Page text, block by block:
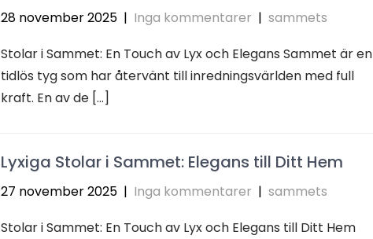
28 november 2025 | Inga kommentarer | sammets
Stolar i Sammet: En Touch av Lyx och Elegans Sammet är en
tidlös tyg som har återvänt till inredningsvärlden med full
kraft. En av de […]
Lyxiga Stolar i Sammet: Elegans till Ditt Hem
27 november 2025 | Inga kommentarer | sammets
Stolar i Sammet: En Touch av Lyx och Elegans till Ditt Hem